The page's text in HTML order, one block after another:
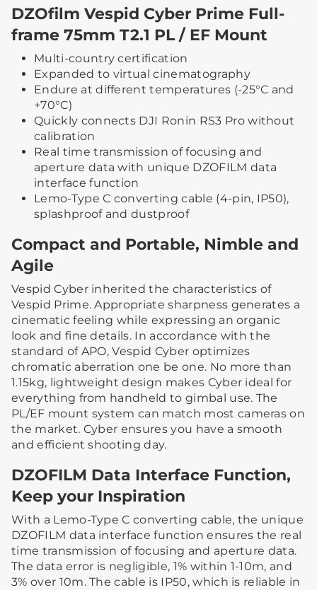
DZOfilm Vespid Cyber Prime Full-
frame 75mm T2.1 PL / EF Mount
Multi-country certification
Expanded to virtual cinematography
Endure at different temperatures (-25°C and
+70°C)
Quickly connects DJI Ronin RS3 Pro without
calibration
Real time transmission of focusing and
aperture data with unique DZOFILM data
interface function
Lemo-Type C converting cable (4-pin, IP50),
splashproof and dustproof
Compact and Portable, Nimble and
Agile
Vespid Cyber inherited the characteristics of
Vespid Prime. Appropriate sharpness generates a
cinematic feeling while expressing an organic
look and fine details. In accordance with the
standard of APO, Vespid Cyber optimizes
chromatic aberration one be one. No more than
1.15kg, lightweight design makes Cyber ideal for
everything from handheld to gimbal use. The
PL/EF mount system can match most cameras on
the market. Cyber ensures you have a smooth
and efficient shooting day.
DZOFILM Data Interface Function,
Keep your Inspiration
With a Lemo-Type C converting cable, the unique
DZOFILM data interface function ensures the real
time transmission of focusing and aperture data.
The data error is negligible, 1% within 1-10m, and
3% over 10m. The cable is IP50, which is reliable in